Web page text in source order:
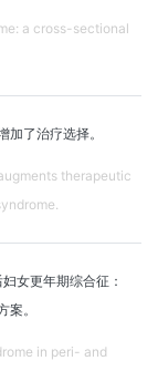
a cross-sectional
了治疗选择。
therapeutic
女更年期综合征：
。
in peri- and